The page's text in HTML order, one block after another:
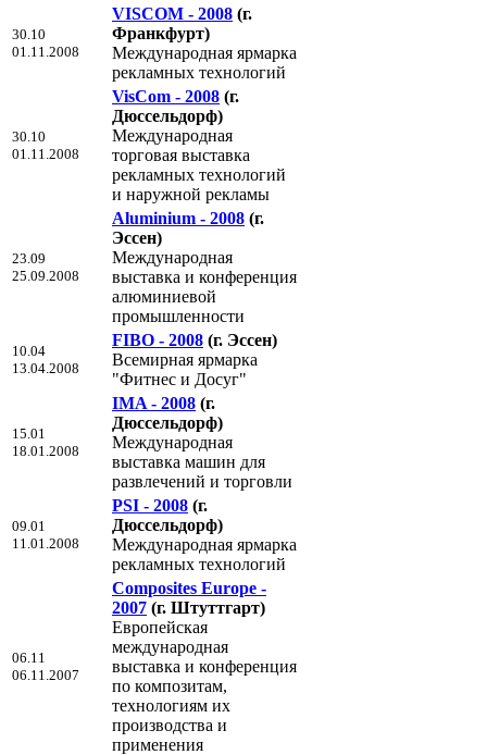
30.10
01.11.2008
VISCOM - 2008 (г.
Франкфурт)
Международная ярмарка
рекламных технологий
30.10
01.11.2008
VisCom - 2008 (г.
Дюссельдорф)
Международная
торговая выставка
рекламных технологий
и наружной рекламы
23.09
25.09.2008
Aluminium - 2008 (г.
Эссен)
Международная
выставка и конференция
алюминиевой
промышленности
10.04
13.04.2008
FIBO - 2008 (г. Эссен)
Всемирная ярмарка
"Фитнес и Досуг"
15.01
18.01.2008
IMA - 2008 (г.
Дюссельдорф)
Международная
выставка машин для
развлечений и торговли
09.01
11.01.2008
PSI - 2008 (г.
Дюссельдорф)
Международная ярмарка
рекламных технологий
06.11
06.11.2007
Composites Europe -
2007 (г. Штуттгарт)
Европейская
международная
выставка и конференция
по композитам,
технологиям их
производства и
применения